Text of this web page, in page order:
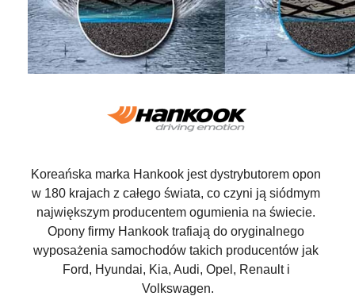
Koreańska marka Hankook jest dystrybutorem opon
w 180 krajach z całego świata, co czyni ją siódmym
największym producentem ogumienia na świecie.
Opony firmy Hankook trafiają do oryginalnego
wyposażenia samochodów takich producentów jak
Ford, Hyundai, Kia, Audi, Opel, Renault i
Volkswagen.